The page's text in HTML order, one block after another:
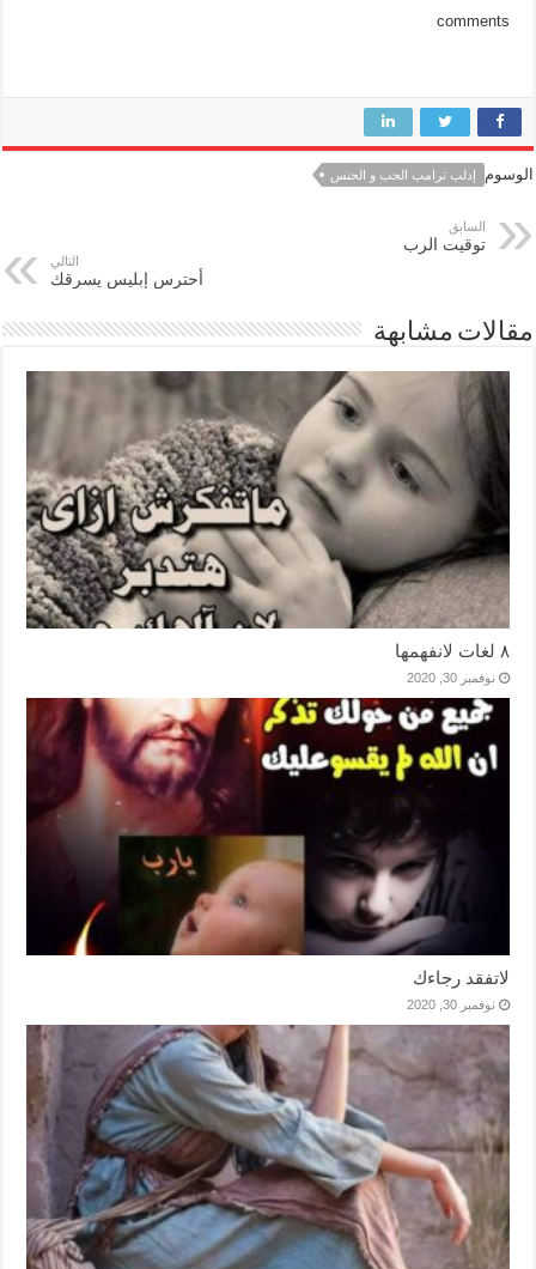
comments
الوسوم إدلب ترامب الحب و الحنس
السابق
توقيت الرب
التالي
أحترس إبليس يسرقك
مقالات مشابهة
٨ لغات لانفهمها
نوفمبر 30, 2020
لاتفقد رجاءك
نوفمبر 30, 2020